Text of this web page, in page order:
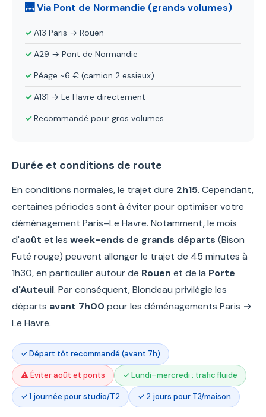
🌉 Via Pont de Normandie (grands volumes)
A13 Paris → Rouen
A29 → Pont de Normandie
Péage ~6 € (camion 2 essieux)
A131 → Le Havre directement
Recommandé pour gros volumes
Durée et conditions de route
En conditions normales, le trajet dure 2h15. Cependant,
certaines périodes sont à éviter pour optimiser votre
déménagement Paris–Le Havre. Notamment, le mois
d'août et les week-ends de grands départs (Bison
Futé rouge) peuvent allonger le trajet de 45 minutes à
1h30, en particulier autour de Rouen et de la Porte
d'Auteuil. Par conséquent, Blondeau privilégie les
départs avant 7h00 pour les déménagements Paris →
Le Havre.
✓ Départ tôt recommandé (avant 7h)
⚠ Éviter août et ponts ✓ Lundi–mercredi : trafic fluide
✓ 1 journée pour studio/T2 ✓ 2 jours pour T3/maison